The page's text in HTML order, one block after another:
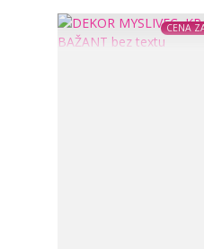
CENA